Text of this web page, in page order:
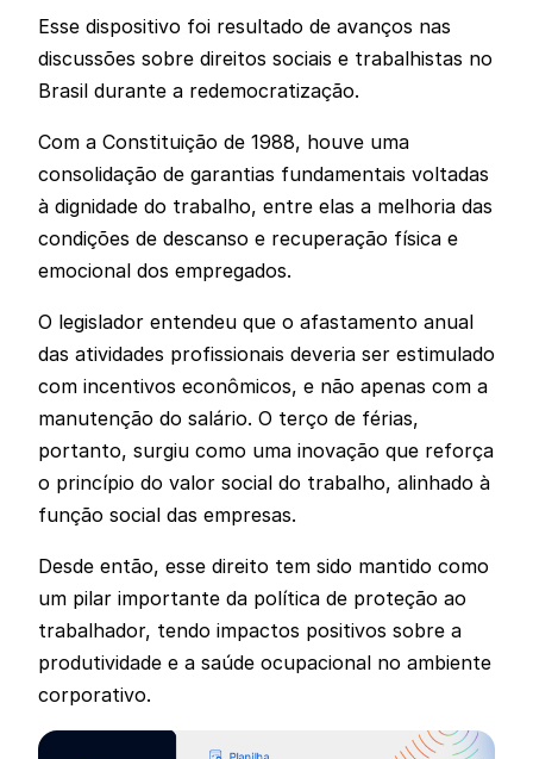
Esse dispositivo foi resultado de avanços nas
discussões sobre direitos sociais e trabalhistas no
Brasil durante a redemocratização.
Com a Constituição de 1988, houve uma
consolidação de garantias fundamentais voltadas
à dignidade do trabalho, entre elas a melhoria das
condições de descanso e recuperação física e
emocional dos empregados.
O legislador entendeu que o afastamento anual
das atividades profissionais deveria ser estimulado
com incentivos econômicos, e não apenas com a
manutenção do salário. O terço de férias,
portanto, surgiu como uma inovação que reforça
o princípio do valor social do trabalho, alinhado à
função social das empresas.
Desde então, esse direito tem sido mantido como
um pilar importante da política de proteção ao
trabalhador, tendo impactos positivos sobre a
produtividade e a saúde ocupacional no ambiente
corporativo.